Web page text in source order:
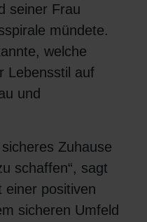
seiner Frau
mündete.
welche
Lebensstil auf
und
Zuhause
schaffen“, sagt
einer positiven
sicheren Umfeld